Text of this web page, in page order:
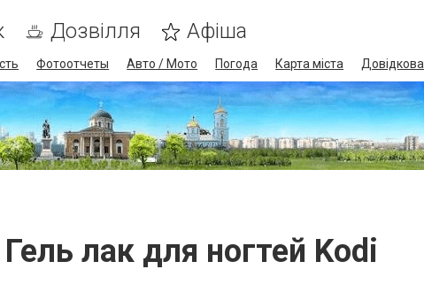
Дозвілля Афіша
Фотоотчеты Авто / Мото Погода Карта міста Довідкова
Гель лак для ногтей Kodi